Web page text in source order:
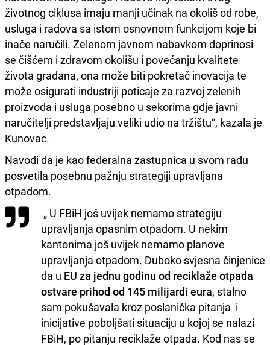
životnog ciklusa imaju manji učinak na okoliš od robe,
usluga i radova sa istom osnovnom funkcijom koje bi
inače naručili. Zelenom javnom nabavkom doprinosi
se čišćem i zdravom okolišu i povećanju kvalitete
života gradana, ona može biti pokretač inovacija te
može osigurati industriji poticaje za razvoj zelenih
proizvoda i usluga posebno u sekorima gdje javni
naručitelji predstavljaju veliki udio na tržištu“, kazala je
Kunovac.
Navodi da je kao federalna zastupnica u svom radu
posvetila posebnu pažnju strategiji upravljana
otpadom.
„ U FBiH još uvijek nemamo strategiju
upravljanja opasnim otpadom. U nekim
kantonima još uvijek nemamo planove
upravljanja otpadom. Duboko svjesna činjenice
da u EU za jednu godinu od reciklaže otpada
ostvare prihod od 145 milijardi eura, stalno
sam pokušavala kroz poslanička pitanja i
inicijative poboljšati situaciju u kojoj se nalazi
FBiH, po pitanju reciklaže otpada. Kod nas se